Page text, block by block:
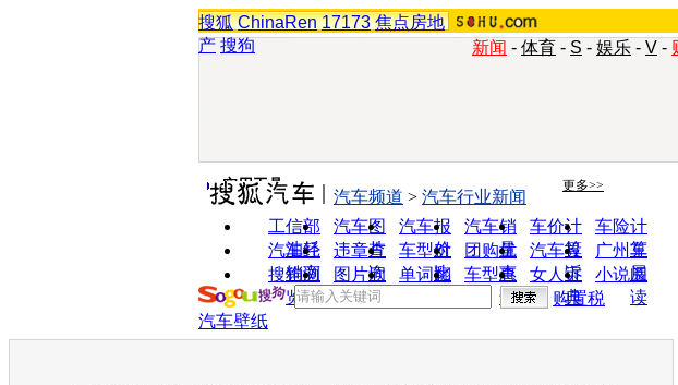
搜狐 ChinaRen 17173 焦点房地
产 搜狗 新闻 - 体育 - S - 娱乐 - V -
实用工具 更多>>
工信部
油耗
汽车图
片
汽车报
价
汽车销
量
车价计
算
车险计
算
汽车经
销商
违章查
询
车型对
比
团购优
惠
汽车投
诉
广州车
展
搜狗浏
览器
图片欣
赏
单词翻
车型查
询
女人宝
典
小说阅
读
汽车频道 > 汽车行业新闻
购置税
汽车壁纸